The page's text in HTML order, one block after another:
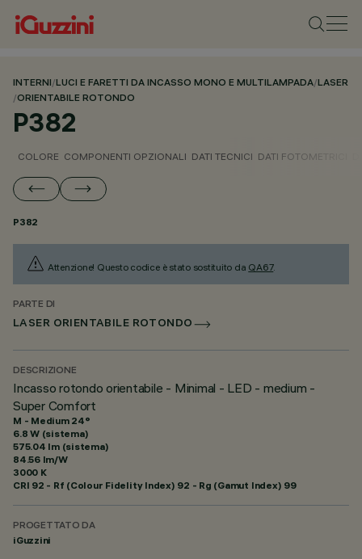
INTERNI/LUCI E FARETTI DA INCASSO MONO E MULTILAMPADA/LASER
/ORIENTABILE ROTONDO
P382
COLORE COMPONENTI OPZIONALI DATI TECNICI DATI FOTOMETRICI
P382
Attenzione! Questo codice è stato sostituito da QA67.
PARTE DI
LASER ORIENTABILE ROTONDO
DESCRIZIONE
Incasso rotondo orientabile - Minimal - LED - medium -
Super Comfort
M - Medium 24°
6.8 W (sistema)
575.04 lm (sistema)
84.56 lm/W
3000 K
CRI 92 - Rf (Colour Fidelity Index) 92 - Rg (Gamut Index) 99
PROGETTATO DA
iGuzzini